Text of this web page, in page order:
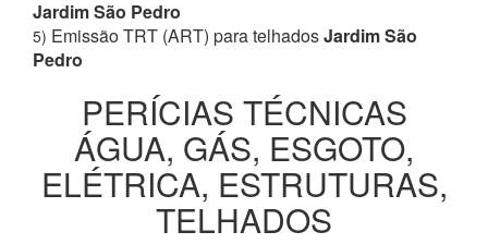
Jardim São Pedro
5) Emissão TRT (ART) para telhadosJardim São
Pedro
PERÍCIAS TÉCNICAS
ÁGUA, GÁS, ESGOTO,
ELÉTRICA, ESTRUTURAS,
TELHADOS